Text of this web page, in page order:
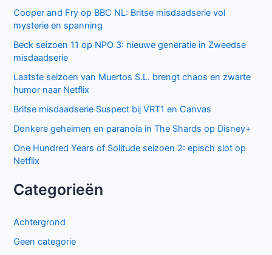
Cooper and Fry op BBC NL: Britse misdaadserie vol
mysterie en spanning
Beck seizoen 11 op NPO 3: nieuwe generatie in Zweedse
misdaadserie
Laatste seizoen van Muertos S.L. brengt chaos en zwarte
humor naar Netflix
Britse misdaadserie Suspect bij VRT1 en Canvas
Donkere geheimen en paranoia in The Shards op Disney+
One Hundred Years of Solitude seizoen 2: episch slot op
Netflix
Categorieën
Achtergrond
Geen categorie